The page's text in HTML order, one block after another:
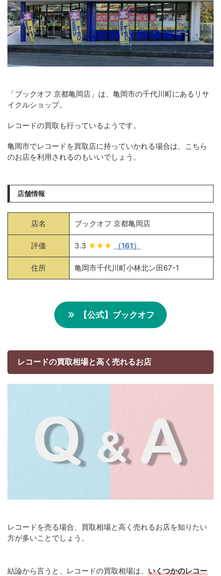
「ブックオフ 京都亀岡店」は、亀岡市の千代川町にあるリサ
イクルショップ。
レコードの買取も行っているようです。
亀岡市でレコードを買取店に持っていかれる場合は、こちら
のお店を利用されるのもいいでしょう。
店舗情報
店名 ブックオフ 京都亀岡店
評価 3.3 ★★★ （161）
住所 亀岡市千代川町小林北ン田67-1
【公式】ブックオフ
レコードの買取相場と高く売れるお店
レコードを売る場合、買取相場と高く売れるお店を知りたい
方が多いことでしょう。
結論から言うと、レコードの買取相場は、 いくつかのレコー